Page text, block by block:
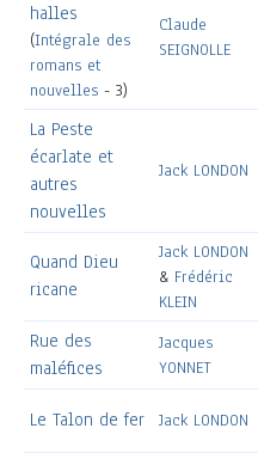
halles
(Intégrale des
romans et
nouvelles - 3)
Claude
SEIGNOLLE
La Peste
écarlate et
autres
nouvelles
Jack LONDON
Quand Dieu
ricane
Jack LONDON
& Frédéric
KLEIN
Rue des
maléfices
Jacques
YONNET
Le Talon de fer Jack LONDON